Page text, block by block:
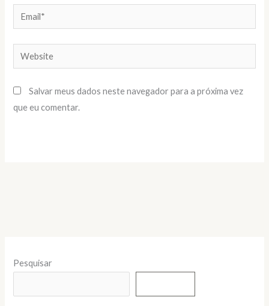
Email*
Website
Salvar meus dados neste navegador para a próxima vez
que eu comentar.
Pesquisar